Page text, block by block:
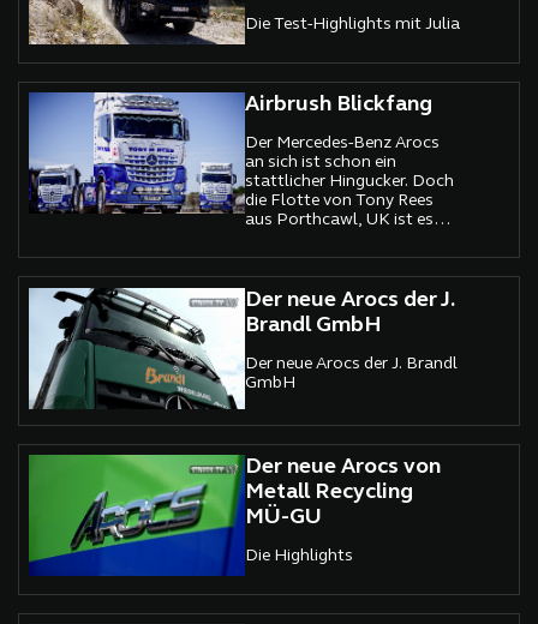
Die Test-Highlights mit Julia
Airbrush Blickfang
Der Mercedes-Benz Arocs
an sich ist schon ein
stattlicher Hingucker. Doch
die Flotte von Tony Rees
aus Porthcawl, UK ist es
Der neue Arocs der J.
Brandl GmbH
Der neue Arocs der J. Brandl
GmbH
Der neue Arocs von
Metall Recycling
MÜ-GU
Die Highlights